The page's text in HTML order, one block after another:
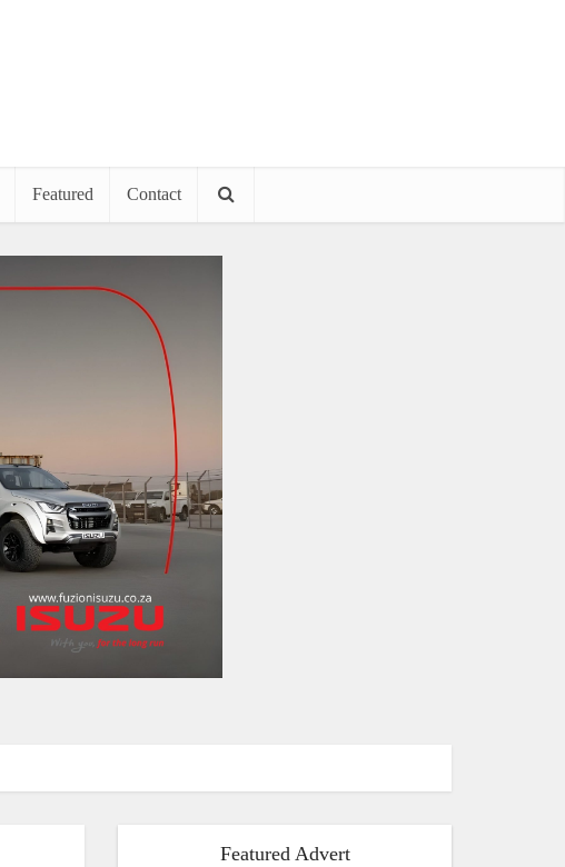
Featured Contact
Featured Advert